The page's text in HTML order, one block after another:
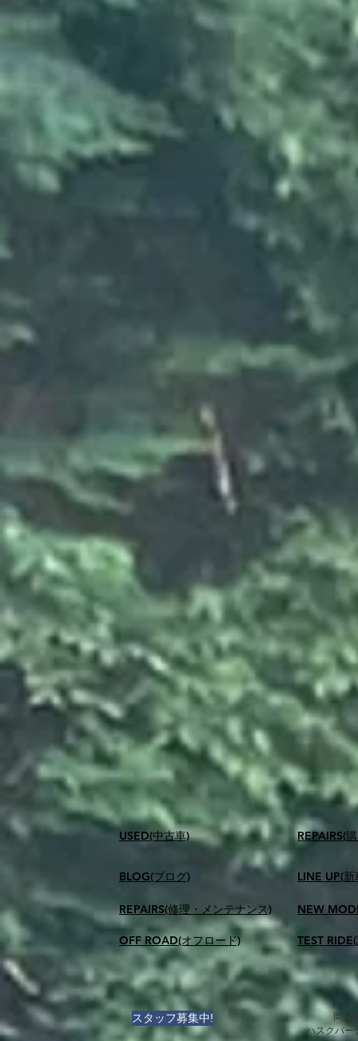
USED(中古車)
BLOG(ブログ)
REPAIRS(修理・メンテナンス)
OFF ROAD(オフロード)
​REPAIRS(
LINE UP(
NEW
TEST
スタッフ募集中!
岡山
ハスクバー